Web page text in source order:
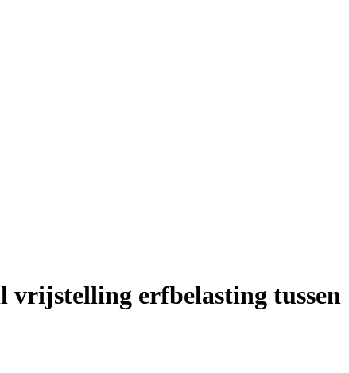
vrijstelling erfbelasting tussen